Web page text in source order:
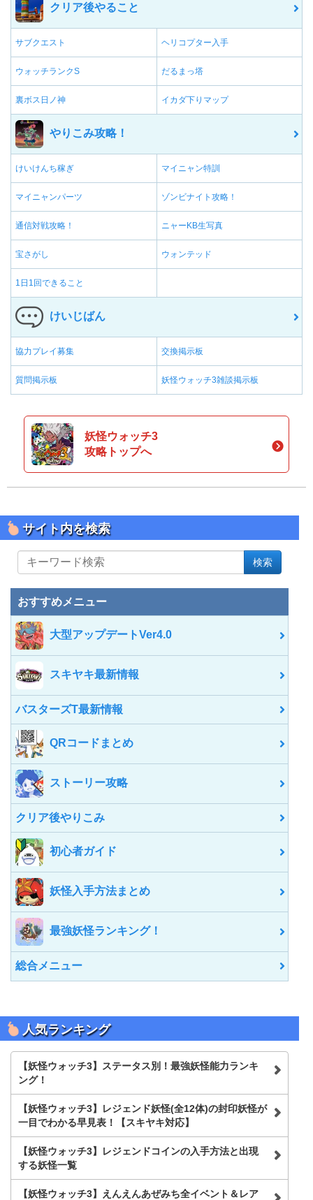
クリア後やること
サブクエスト ヘリコプター入手
ウォッチランクS だるまっ塔
裏ボス日ノ神 イカダ下りマップ
やりこみ攻略！
けいけんち稼ぎ マイニャン特訓
マイニャンパーツ ゾンビナイト攻略！
通信対戦攻略！ ニャーKB生写真
宝さがし ウォンテッド
1日1回できること
けいじばん
協力プレイ募集 交換掲示板
質問掲示板 妖怪ウォッチ3雑談掲示板
妖怪ウォッチ3
攻略トップへ
サイト内を検索
イ
内
検
索
検索
おすすめメニュー
大型アップデートVer4.0
スキヤキ最新情報
バスターズT最新情報
QRコードまとめ
ストーリー攻略
クリア後やりこみ
初心者ガイド
妖怪入手方法まとめ
最強妖怪ランキング！
総合メニュー
人気ランキング
【妖怪ウォッチ3】ステータス別！最強妖怪能力ランキ
ング！
【妖怪ウォッチ3】レジェンド妖怪(全12体)の封印妖怪が
一目でわかる早見表！【スキヤキ対応】
【妖怪ウォッチ3】レジェンドコインの入手方法と出現
する妖怪一覧
【妖怪ウォッチ3】えんえんあぜみち全イベント＆レア